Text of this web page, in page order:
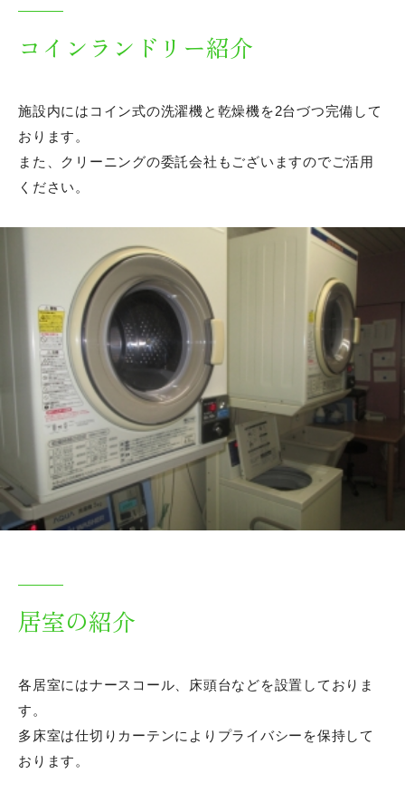
コインランドリー紹介
施設内にはコイン式の洗濯機と乾燥機を2台づつ完備して
おります。
また、クリーニングの委託会社もございますのでご活用
ください。
居室の紹介
各居室にはナースコール、床頭台などを設置しておりま
す。
多床室は仕切りカーテンによりプライバシーを保持して
おります。